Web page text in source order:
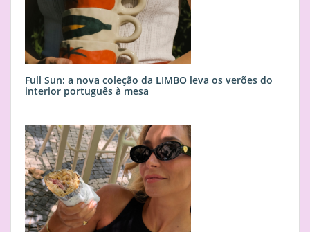
Full Sun: a nova coleção da LIMBO leva os verões do
interior português à mesa